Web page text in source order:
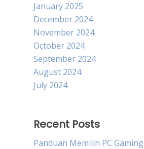
January 2025
December 2024
November 2024
October 2024
September 2024
August 2024
July 2024
Recent Posts
Panduan Memilih PC Gaming